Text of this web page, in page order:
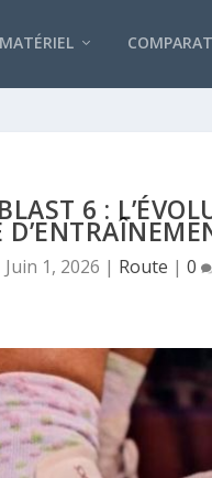
MATÉRIEL
6 :
Juin 1, 2026 | Route | 0